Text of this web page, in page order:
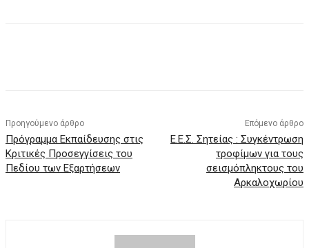
Προηγούμενο άρθρο
Πρόγραμμα Εκπαίδευσης στις
Κριτικές Προσεγγίσεις του
Πεδίου των Εξαρτήσεων
Επόμενο άρθρο
Ε.Ε.Σ. Σητείας : Συγκέντρωση
τροφίμων για τους
σεισμόπληκτους του
Αρκαλοχωρίου